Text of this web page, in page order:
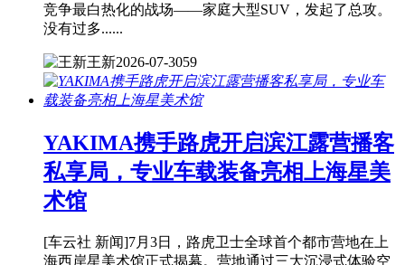
竞争最白热化的战场——家庭大型SUV，发起了总攻。
没有过多......
王新2026-07-3059
YAKIMA携手路虎开启滨江露营播客
私享局，专业车载装备亮相上海星美
术馆
[车云社 新闻]7月3日，路虎卫士全球首个都市营地在上
海西岸星美术馆正式揭幕。营地通过三大沉浸式体验空